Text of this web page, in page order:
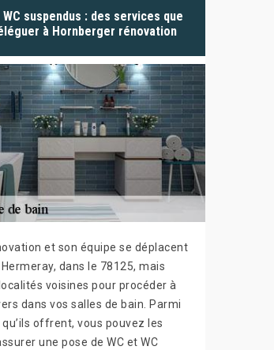
WC suspendus : des services que
à Hornberger rénovation
et son équipe se déplacent
dans le 78125, mais
voisines pour procéder à
dans vos salles de bain. Parmi
offrent, vous pouvez les
une pose de WC et WC